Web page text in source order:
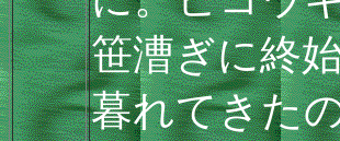
笹漕ぎに終
暮れてきた